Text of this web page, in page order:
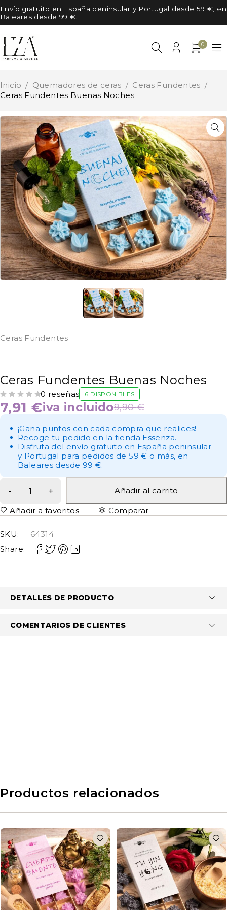
Envío gratuito en España peninsular y Portugal desde 59 €, en
Baleares desde 99 €.
0
Inicio / Quemadores de ceras / Ceras Fundentes /
Ceras Fundentes Buenas Noches
Ceras Fundentes
Ceras Fundentes Buenas Noches
0 reseñas 6 DISPONIBLES
9,90€
7,91 €iva incluido
¡Gana puntos con cada compra que realices!
Recoge tu pedido en la tienda Essenza.
Disfruta del envío gratuito en España peninsular
y Portugal para pedidos de 59 € o más, en
Baleares desde 99 €.
Añadir al carrito
Añadir a favoritos Comparar
SKU:
64314
Share:
DETALLES DE PRODUCTO
COMENTARIOS DE CLIENTES
Productos relacionados